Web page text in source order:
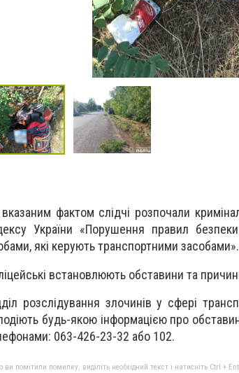
фактом слідчі розпочали
України «Порушення правил
які керують транспортними засобами».
встановлюють обставини та
розслідування злочинів у сфері
будь-якою інформацією про
063-426-23-32 або 102.
ви помітили помилку, виділіть необхідний текст і натисніть Ctrl +